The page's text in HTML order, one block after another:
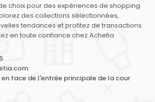
choix pour des expériences de shopping
des collections sélectionnées,
tendances et profitez de transactions
en toute confiance chez Achetia
face de l'entrée principale de la cour